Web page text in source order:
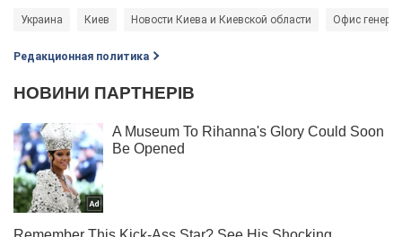
Украина Киев Новости Киева и Киевской области Офис
Редакционная политика